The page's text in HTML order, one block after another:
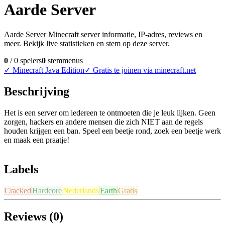
Aarde Server
Aarde Server Minecraft server informatie, IP-adres, reviews en
meer. Bekijk live statistieken en stem op deze server.
0 /0 spelers0 stemmenus
✓ Minecraft Java Edition✓ Gratis te joinen via minecraft.net
Beschrijving
Het is een server om iedereen te ontmoeten die je leuk lijken. Geen
zorgen, hackers en andere mensen die zich NIET aan de regels
houden krijgen een ban. Speel een beetje rond, zoek een beetje werk
en maak een praatje!
Labels
CrackedHardcoreNederlandsEarthGratis
Reviews (0)